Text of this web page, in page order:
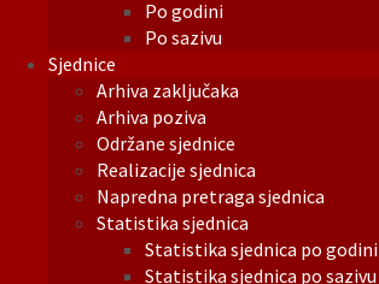
Po godini
Po sazivu
Sjednice
Arhiva zaključaka
Arhiva poziva
Održane sjednice
Realizacije sjednica
Napredna pretraga sjednica
Statistika sjednica
Statistika sjednica po godini
Statistika sjednica po sazivu